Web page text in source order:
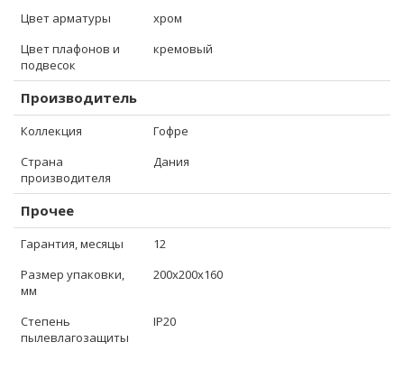
Цвет арматуры
хром
Цвет плафонов и
подвесок
кремовый
Производитель
Коллекция
Гофре
Страна
производителя
Дания
Прочее
Гарантия, месяцы
12
Размер упаковки,
мм
200x200x160
Степень
пылевлагозащиты
IP20